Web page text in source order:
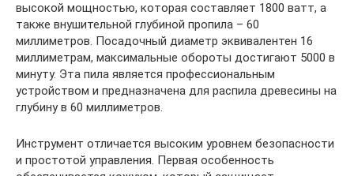
высокой мощностью, которая составляет 1800 ватт, а
также внушительной глубиной пропила – 60
миллиметров. Посадочный диаметр эквивалентен 16
миллиметрам, максимальные обороты достигают 5000 в
минуту. Эта пила является профессиональным
устройством и предназначена для распила древесины на
глубину в 60 миллиметров.
Инструмент отличается высоким уровнем безопасности
и простотой управления. Первая особенность